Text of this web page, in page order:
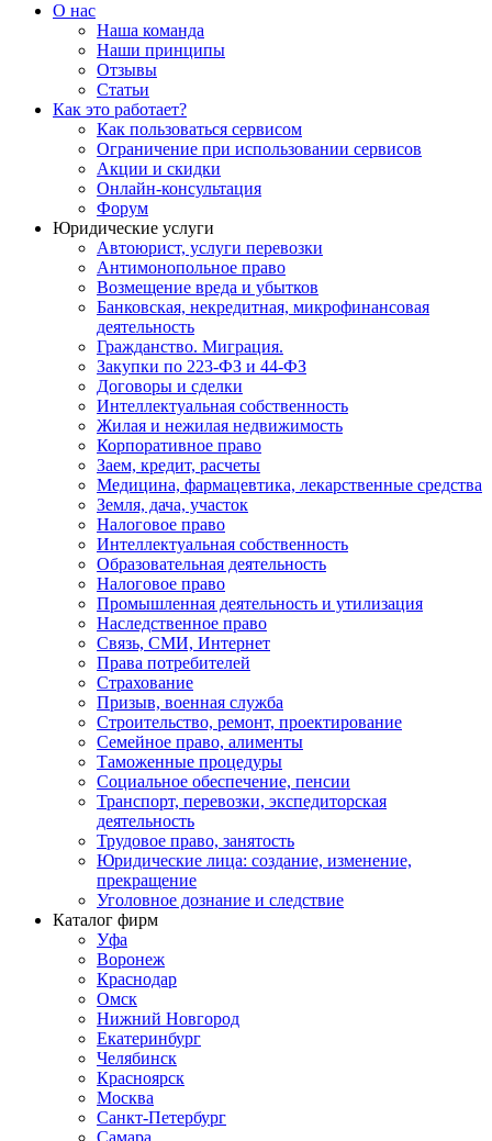
О нас
Наша команда
Наши принципы
Отзывы
Статьи
Как это работает?
Как пользоваться сервисом
Ограничение при использовании сервисов
Акции и скидки
Онлайн-консультация
Форум
Юридические услуги
Автоюрист, услуги перевозки
Антимонопольное право
Возмещение вреда и убытков
Банковская, некредитная, микрофинансовая
деятельность
Гражданство. Миграция.
Закупки по 223-ФЗ и 44-ФЗ
Договоры и сделки
Интеллектуальная собственность
Жилая и нежилая недвижимость
Корпоративное право
Заем, кредит, расчеты
Медицина, фармацевтика, лекарственные средства
Земля, дача, участок
Налоговое право
Интеллектуальная собственность
Образовательная деятельность
Налоговое право
Промышленная деятельность и утилизация
Наследственное право
Связь, СМИ, Интернет
Права потребителей
Страхование
Призыв, военная служба
Строительство, ремонт, проектирование
Семейное право, алименты
Таможенные процедуры
Социальное обеспечение, пенсии
Транспорт, перевозки, экспедиторская
деятельность
Трудовое право, занятость
Юридические лица: создание, изменение,
прекращение
Уголовное дознание и следствие
Каталог фирм
Уфа
Воронеж
Краснодар
Омск
Нижний Новгород
Екатеринбург
Челябинск
Красноярск
Москва
Санкт-Петербург
Самара